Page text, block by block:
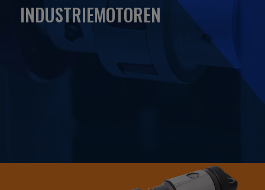
INDUSTRIEMOTOREN